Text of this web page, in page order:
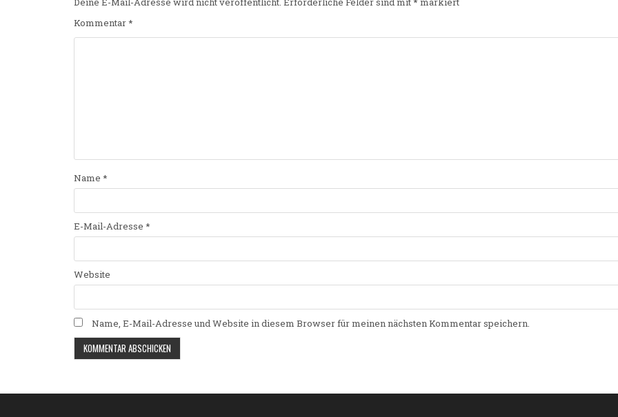
Kommentar*
Name *
E-Mail-Adresse *
Website
Name, E-Mail-Adresse und Website in diesem Browser für meinen nächsten Kommentar speichern.